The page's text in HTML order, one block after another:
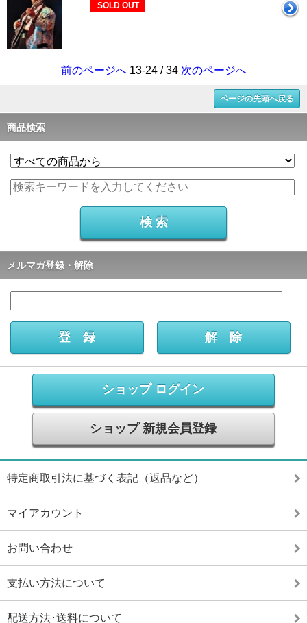
SOLD OUT
前のページへ13-24 / 34 次のページへ
ページの先頭へ戻る
商品検索
メルマガ登録・解除
ショップ ログイン
ショップ 新規会員登録
特定商取引法に基づく表記（返品など）
マイアカウント
お問い合わせ
支払い方法について
配送方法･送料について